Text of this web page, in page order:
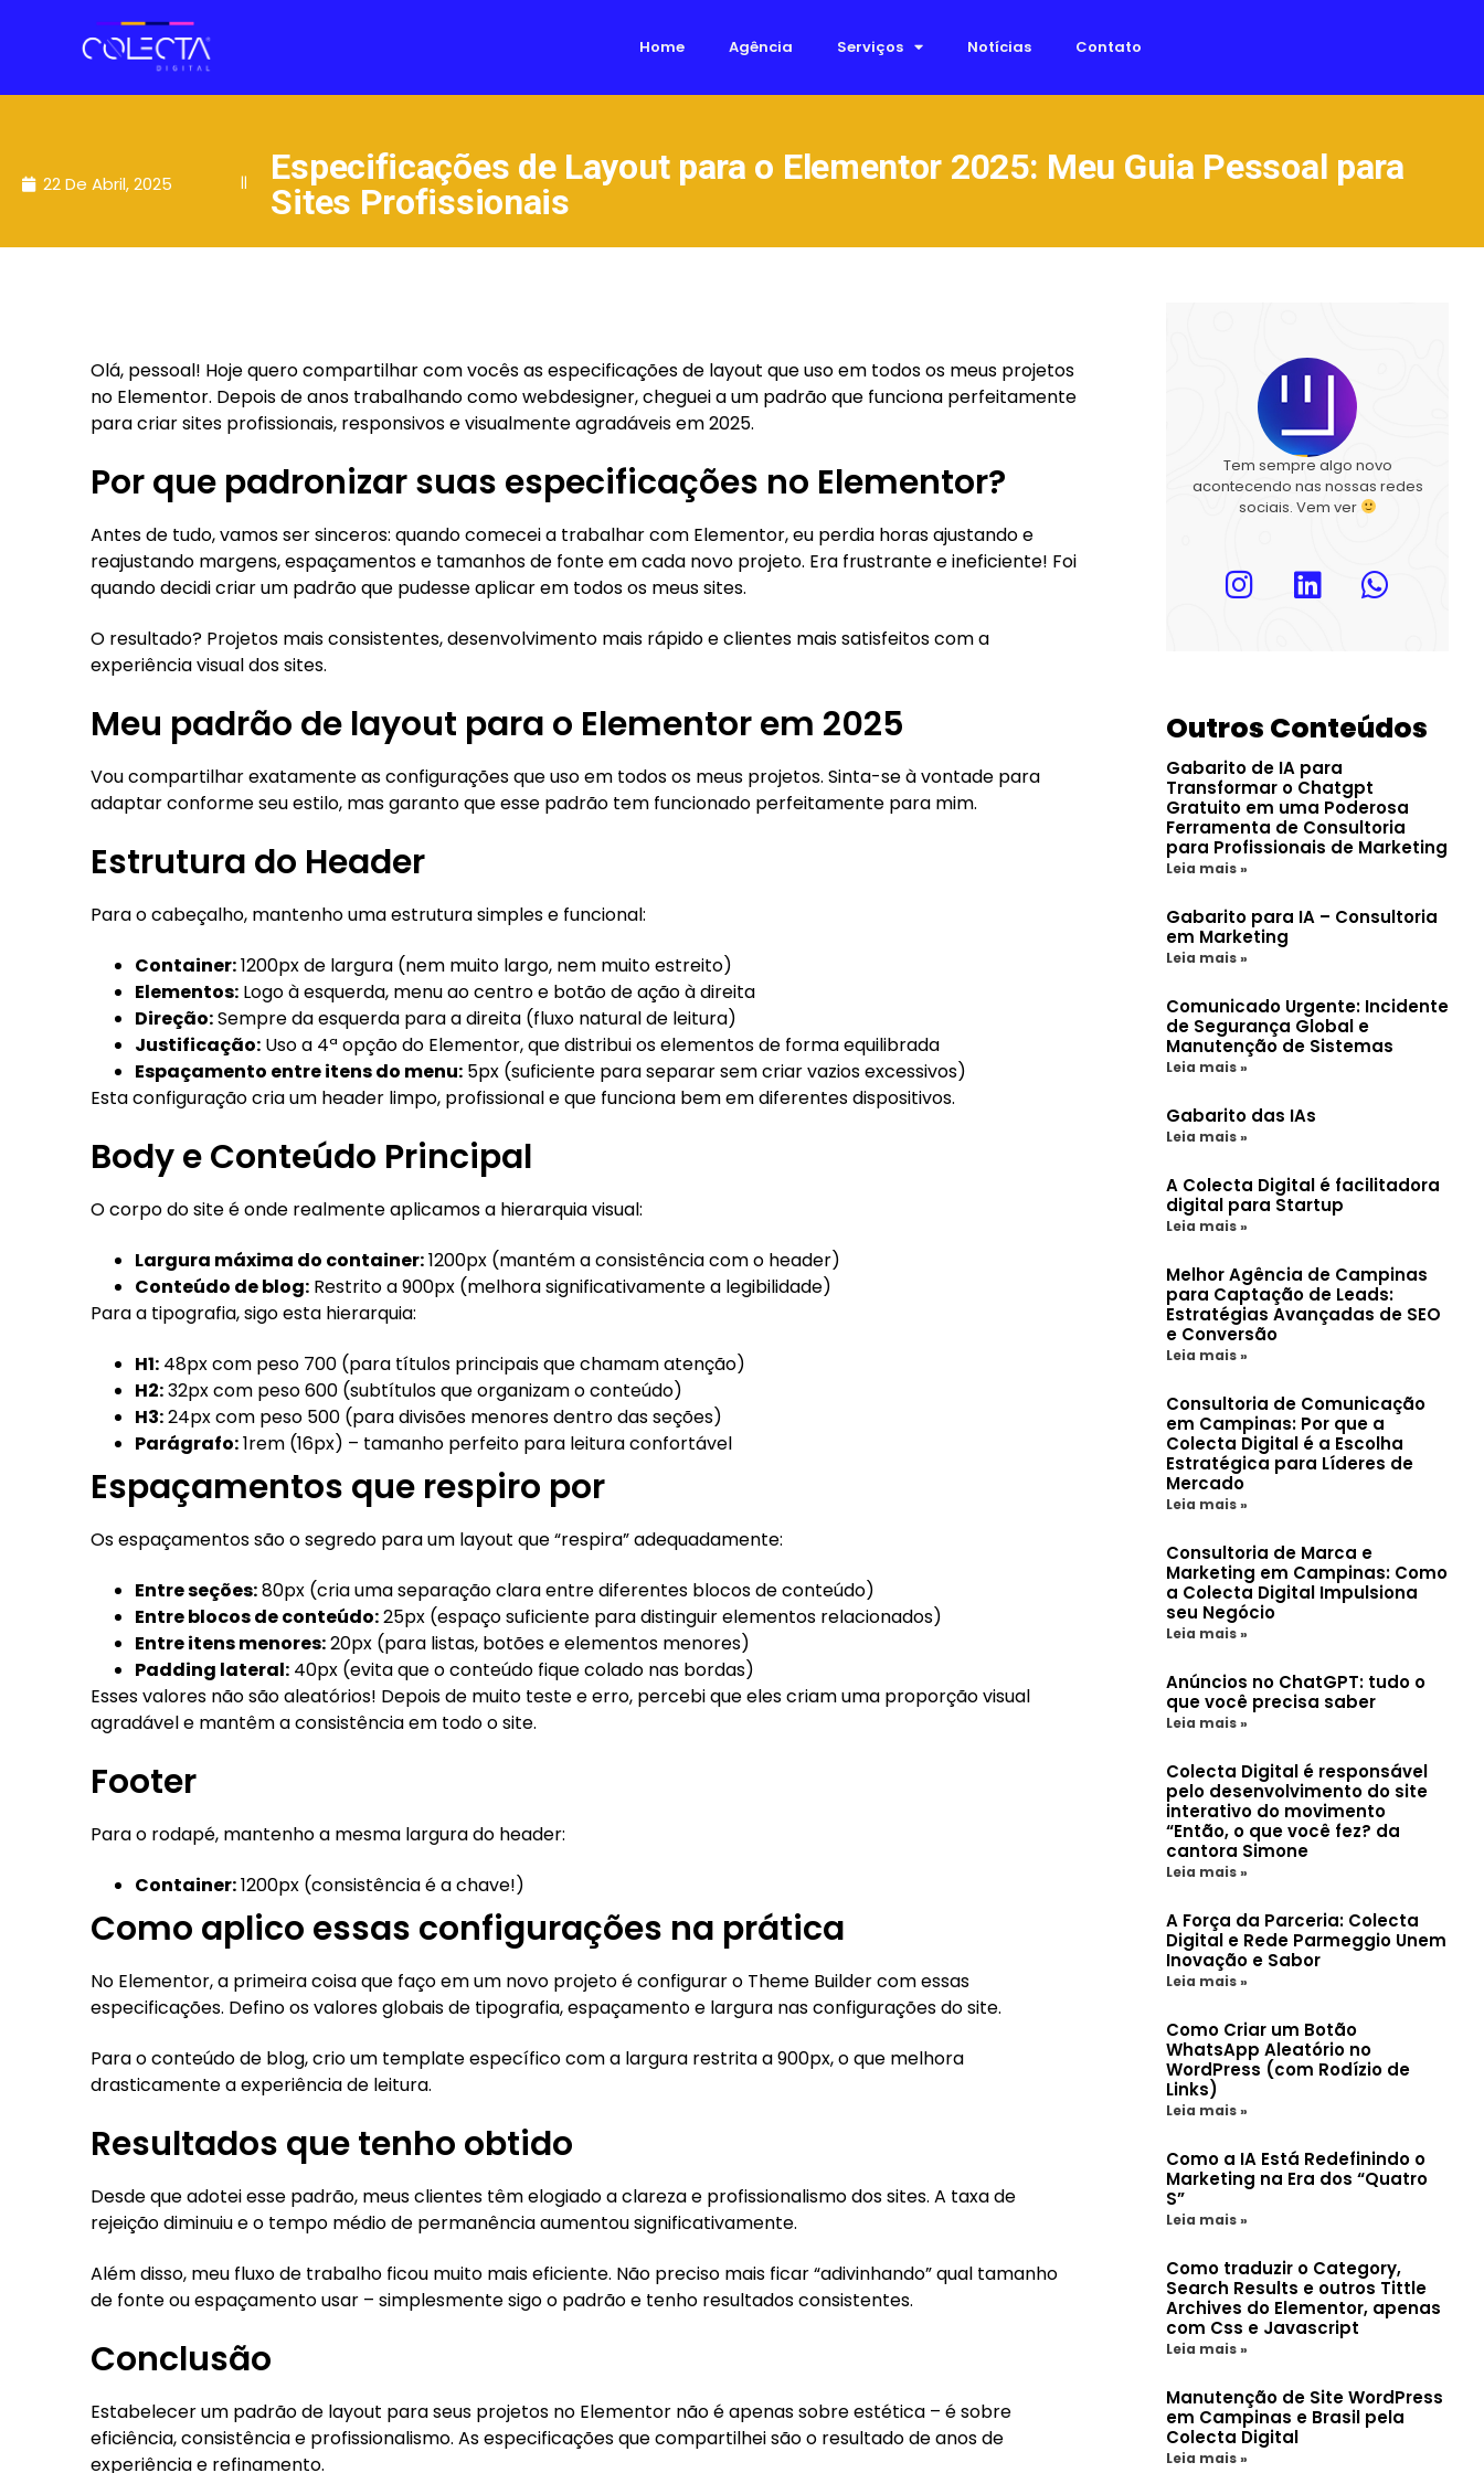
Home Agência Serviços Notícias Contato
22 De Abril, 2025 ||
Especificações de Layout para o Elementor 2025: Meu Guia Pessoal para
Sites Profissionais
Olá, pessoal! Hoje quero compartilhar com vocês as especificações de layout que uso em todos os meus projetos
no Elementor. Depois de anos trabalhando como webdesigner, cheguei a um padrão que funciona perfeitamente
para criar sites profissionais, responsivos e visualmente agradáveis em 2025.
Por que padronizar suas especificações no Elementor?
Antes de tudo, vamos ser sinceros: quando comecei a trabalhar com Elementor, eu perdia horas ajustando e
reajustando margens, espaçamentos e tamanhos de fonte em cada novo projeto. Era frustrante e ineficiente! Foi
quando decidi criar um padrão que pudesse aplicar em todos os meus sites.
O resultado? Projetos mais consistentes, desenvolvimento mais rápido e clientes mais satisfeitos com a
experiência visual dos sites.
Meu padrão de layout para o Elementor em 2025
Vou compartilhar exatamente as configurações que uso em todos os meus projetos. Sinta-se à vontade para
adaptar conforme seu estilo, mas garanto que esse padrão tem funcionado perfeitamente para mim.
Estrutura do Header
Para o cabeçalho, mantenho uma estrutura simples e funcional:
Container:1200px de largura (nem muito largo, nem muito estreito)
Elementos:Logo à esquerda, menu ao centro e botão de ação à direita
Direção:Sempre da esquerda para a direita (fluxo natural de leitura)
Justificação:Uso a 4ª opção do Elementor, que distribui os elementos de forma equilibrada
Espaçamento entre itens do menu:5px (suficiente para separar sem criar vazios excessivos)
Esta configuração cria um header limpo, profissional e que funciona bem em diferentes dispositivos.
Body e Conteúdo Principal
O corpo do site é onde realmente aplicamos a hierarquia visual:
Largura máxima do container:1200px (mantém a consistência com o header)
Conteúdo de blog:Restrito a 900px (melhora significativamente a legibilidade)
Para a tipografia, sigo esta hierarquia:
H1:48px com peso 700 (para títulos principais que chamam atenção)
H2:32px com peso 600 (subtítulos que organizam o conteúdo)
H3:24px com peso 500 (para divisões menores dentro das seções)
Parágrafo:1rem (16px) – tamanho perfeito para leitura confortável
Espaçamentos que respiro por
Os espaçamentos são o segredo para um layout que “respira” adequadamente:
Entre seções:80px (cria uma separação clara entre diferentes blocos de conteúdo)
Entre blocos de conteúdo:25px (espaço suficiente para distinguir elementos relacionados)
Entre itens menores:20px (para listas, botões e elementos menores)
Padding lateral:40px (evita que o conteúdo fique colado nas bordas)
Esses valores não são aleatórios! Depois de muito teste e erro, percebi que eles criam uma proporção visual
agradável e mantêm a consistência em todo o site.
Footer
Para o rodapé, mantenho a mesma largura do header:
Container:1200px (consistência é a chave!)
Como aplico essas configurações na prática
No Elementor, a primeira coisa que faço em um novo projeto é configurar o Theme Builder com essas
especificações. Defino os valores globais de tipografia, espaçamento e largura nas configurações do site.
Para o conteúdo de blog, crio um template específico com a largura restrita a 900px, o que melhora
drasticamente a experiência de leitura.
Resultados que tenho obtido
Desde que adotei esse padrão, meus clientes têm elogiado a clareza e profissionalismo dos sites. A taxa de
rejeição diminuiu e o tempo médio de permanência aumentou significativamente.
Além disso, meu fluxo de trabalho ficou muito mais eficiente. Não preciso mais ficar “adivinhando” qual tamanho
de fonte ou espaçamento usar – simplesmente sigo o padrão e tenho resultados consistentes.
Conclusão
Estabelecer um padrão de layout para seus projetos no Elementor não é apenas sobre estética – é sobre
eficiência, consistência e profissionalismo. As especificações que compartilhei são o resultado de anos de
experiência e refinamento.
Tem sempre algo novo
acontecendo nas nossas redes
sociais. Vem ver
Outros Conteúdos
Gabarito de IA para
Transformar o Chatgpt
Gratuito em uma Poderosa
Ferramenta de Consultoria
para Profissionais de Marketing
Leia mais »
Gabarito para IA – Consultoria
em Marketing
Leia mais »
Comunicado Urgente: Incidente
de Segurança Global e
Manutenção de Sistemas
Leia mais »
Gabarito das IAs
Leia mais »
A Colecta Digital é facilitadora
digital para Startup
Leia mais »
Melhor Agência de Campinas
para Captação de Leads:
Estratégias Avançadas de SEO
e Conversão
Leia mais »
Consultoria de Comunicação
em Campinas: Por que a
Colecta Digital é a Escolha
Estratégica para Líderes de
Mercado
Leia mais »
Consultoria de Marca e
Marketing em Campinas: Como
a Colecta Digital Impulsiona
seu Negócio
Leia mais »
Anúncios no ChatGPT: tudo o
que você precisa saber
Leia mais »
Colecta Digital é responsável
pelo desenvolvimento do site
interativo do movimento
“Então, o que você fez? da
cantora Simone
Leia mais »
A Força da Parceria: Colecta
Digital e Rede Parmeggio Unem
Inovação e Sabor
Leia mais »
Como Criar um Botão
WhatsApp Aleatório no
WordPress (com Rodízio de
Links)
Leia mais »
Como a IA Está Redefinindo o
Marketing na Era dos “Quatro
S”
Leia mais »
Como traduzir o Category,
Search Results e outros Tittle
Archives do Elementor, apenas
com Css e Javascript
Leia mais »
Manutenção de Site WordPress
em Campinas e Brasil pela
Colecta Digital
Leia mais »